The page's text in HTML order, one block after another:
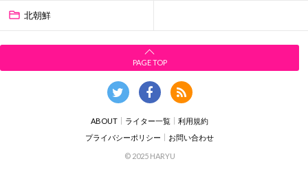
北朝鮮
PAGE TOP
ABOUT ライター一覧
利用規約
プライバシーポリシー
お問い合わせ
© 2025 HARYU